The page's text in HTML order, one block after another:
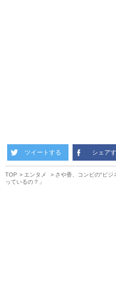
ツイートする シェア
TOP エンタメ
さや香、コンビの“ビ
っているの？」